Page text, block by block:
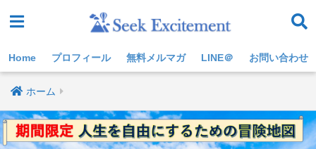
Home プロフィール 無料メルマガ LINE＠ お問い合わせ
ホーム